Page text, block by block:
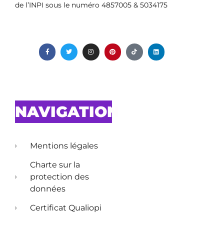
de l’INPI sous le numéro 4857005 & 5034175
NAVIGATION
Mentions légales
Charte sur la
protection des
données
Certificat Qualiopi